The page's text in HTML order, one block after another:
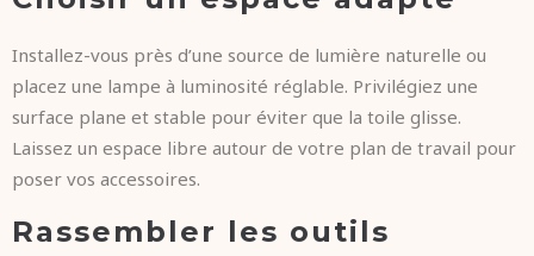
Installez-vous près d’une source de lumière naturelle ou
placez une lampe à luminosité réglable. Privilégiez une
surface plane et stable pour éviter que la toile glisse.
Laissez un espace libre autour de votre plan de travail pour
poser vos accessoires.
Rassembler les outils